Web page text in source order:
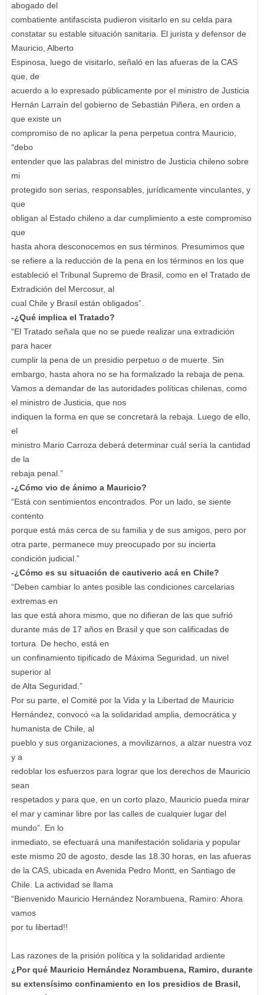
abogado del
combatiente antifascista pudieron visitarlo en su celda para
constatar su estable situación sanitaria. El jurista y defensor de
Mauricio, Alberto
Espinosa, luego de visitarlo, señaló en las afueras de la CAS
que, de
acuerdo a lo expresado públicamente por el ministro de Justicia
Hernán Larraín del gobierno de Sebastián Piñera, en orden a
que existe un
compromiso de no aplicar la pena perpetua contra Mauricio,
“debo
entender que las palabras del ministro de Justicia chileno sobre
mi
protegido son serias, responsables, jurídicamente vinculantes, y
que
obligan al Estado chileno a dar cumplimiento a este compromiso
que
hasta ahora desconocemos en sus términos. Presumimos que
se refiere a la reducción de la pena en los términos en los que
estableció el Tribunal Supremo de Brasil, como en el Tratado de
Extradición del Mercosur, al
cual Chile y Brasil están obligados”.
-¿Qué implica el Tratado?
“El Tratado señala que no se puede realizar una extradición
para hacer
cumplir la pena de un presidio perpetuo o de muerte. Sin
embargo, hasta ahora no se ha formalizado la rebaja de pena.
Vamos a demandar de las autoridades políticas chilenas, como
el ministro de Justicia, que nos
indiquen la forma en que se concretará la rebaja. Luego de ello,
el
ministro Mario Carroza deberá determinar cuál sería la cantidad
de la
rebaja penal.”
-¿Cómo vio de ánimo a Mauricio?
“Está con sentimientos encontrados. Por un lado, se siente
contento
porque está más cerca de su familia y de sus amigos, pero por
otra parte, permanece muy preocupado por su incierta
condición judicial.”
-¿Cómo es su situación de cautiverio acá en Chile?
“Deben cambiar lo antes posible las condiciones carcelarias
extremas en
las que está ahora mismo, que no difieran de las que sufrió
durante más de 17 años en Brasil y que son calificadas de
tortura. De hecho, está en
un confinamiento tipificado de Máxima Seguridad, un nivel
superior al
de Alta Seguridad.”
Por su parte, el Comité por la Vida y la Libertad de Mauricio
Hernández, convocó «a la solidaridad amplia, democrática y
humanista de Chile, al
pueblo y sus organizaciones, a movilizarnos, a alzar nuestra voz
y a
redoblar los esfuerzos para lograr que los derechos de Mauricio
sean
respetados y para que, en un corto plazo, Mauricio pueda mirar
el mar y caminar libre por las calles de cualquier lugar del
mundo”. En lo
inmediato, se efectuará una manifestación solidaria y popular
este mismo 20 de agosto, desde las 18.30 horas, en las afueras
de la CAS, ubicada en Avenida Pedro Montt, en Santiago de
Chile. La actividad se llama
“Bienvenido Mauricio Hernández Norambuena, Ramiro: Ahora
vamos
por tu libertad!!
Las razones de la prisión política y la solidaridad ardiente
¿Por qué Mauricio Hernández Norambuena, Ramiro, durante
su extensísimo confinamiento en los presidios de Brasil,